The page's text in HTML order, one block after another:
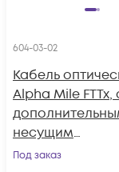
604-03-02
Кабель
Alpha Mile FTTx,
несущим
элементом
Под заказ